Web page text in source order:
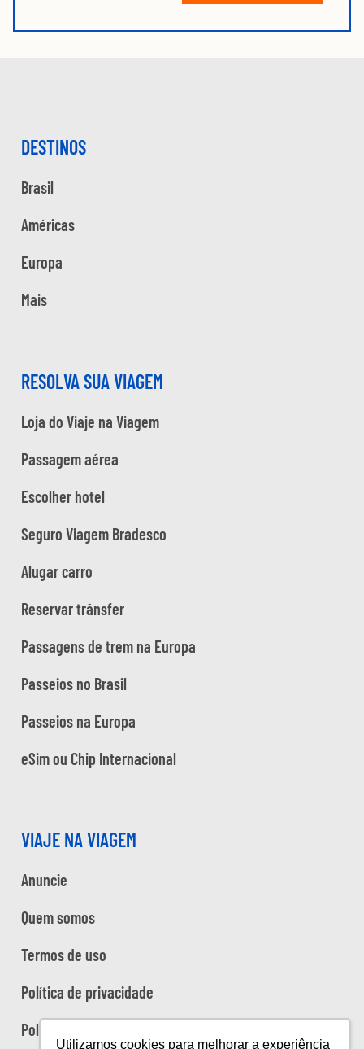
Utilizamos cookies para melhorar a experiência
DESTINOS
Brasil
Américas
Europa
Mais
RESOLVA SUA VIAGEM
Loja do Viaje na Viagem
Passagem aérea
Escolher hotel
Seguro Viagem Bradesco
Alugar carro
Reservar trânsfer
Passagens de trem na Europa
Passeios no Brasil
Passeios na Europa
eSim ou Chip Internacional
VIAJE NA VIAGEM
Anuncie
Quem somos
Termos de uso
Política de privacidade
Política de cookies